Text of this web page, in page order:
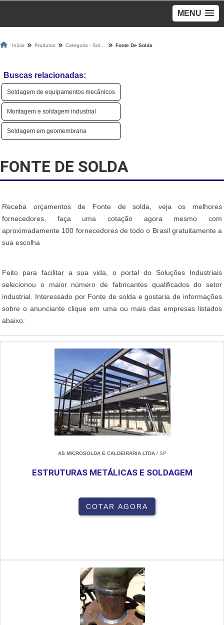
MENU
Início Produtos Fonte De Solda
Buscas relacionadas:
Soldagem de equipamentos mecânicos
Montagem e soldagem industrial
Soldagem em geomembrana
FONTE DE SOLDA
Receba orçamentos de Fonte de solda, veja os melhores
fornecedores, faça uma cotação agora mesmo com
aproximadamente 100 fornecedores de todo o Brasil gratuitamente a
sua escolha
Feito para facilitar a sua vida, o portal do Soluções Industriais
selecionou o maior número de fabricantes qualificados do setor
industrial. Interessado por Fonte de solda e gostaria de informações
sobre o anunciante clique em uma ou mais das empresas listados
abaixo:
AS MICROSOLDA E CALDEIRARIA LTDA/ SP
ESTRUTURAS METÁLICAS E SOLDAGEM
COTAR AGORA